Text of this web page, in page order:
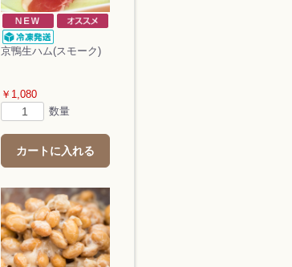
京鴨生ハム(スモーク)
￥1,080
数量
カートに入れる